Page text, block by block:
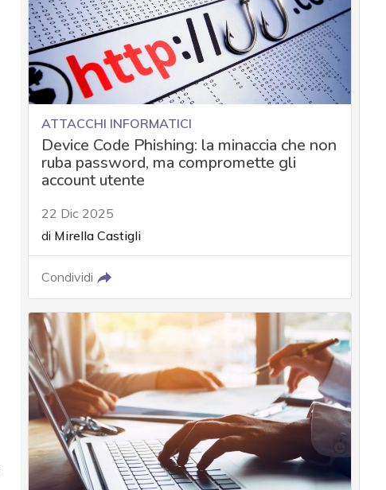
ATTACCHI INFORMATICI
Device Code Phishing: la minaccia che non
ruba password, ma compromette gli
account utente
22 Dic 2025
di Mirella Castigli
Condividi